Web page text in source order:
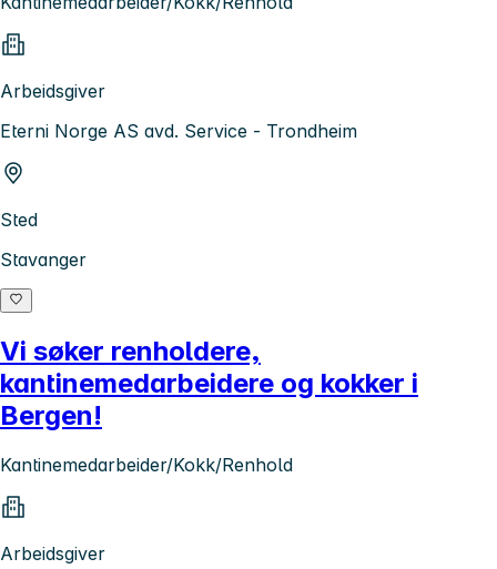
Arbeidsgiver
Eterni Norge AS avd. Service - Trondheim
Sted
Stavanger
Vi søker renholdere,
kantinemedarbeidere og kokker i
Bergen!
Kantinemedarbeider/Kokk/Renhold
Arbeidsgiver